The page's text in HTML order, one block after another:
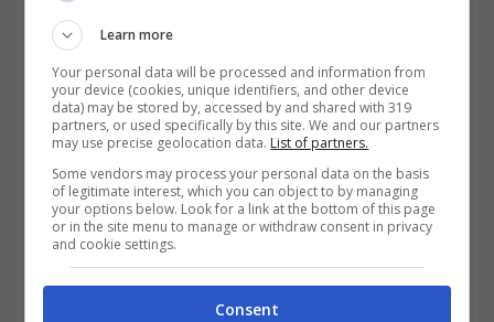
Essere in possesso di un’adeguata
copertura vaccinale antitetanica;
Non essere stato licenziato per giusta
causa o per giustificato motivo soggettivo
da ASIA Napoli Spa o da altre società
partecipate dal Comune di Napoli;
Non aver subito condanne penali e non
Learn more
Your personal data will be processed and information from
your device (cookies, unique identifiers, and other device
data) may be stored by, accessed by and shared with 319
partners, or used specifically by this site. We and our partners
may use precise geolocation data. List of partners.
Some vendors may process your personal data on the basis
of legitimate interest, which you can object to by managing
your options below. Look for a link at the bottom of this page
or in the site menu to manage or withdraw consent in privacy
and cookie settings.
Consent